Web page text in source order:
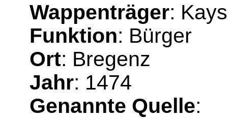
Wappenträger:
Funktion: Bürger
Ort: Bregenz
Jahr: 1474
Genannte Quelle: